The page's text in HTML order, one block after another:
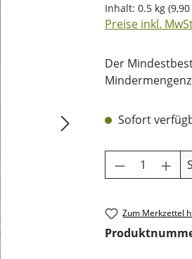
Inhalt: 0.5 kg
Preise inkl.
Der
Sofort
Produkt
Zum Merkzettel